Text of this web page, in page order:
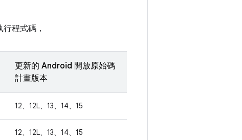
程式碼，
更新的 Android 開放原始碼
計畫版本
12、12L、13、14、15
12、12L、13、14、15